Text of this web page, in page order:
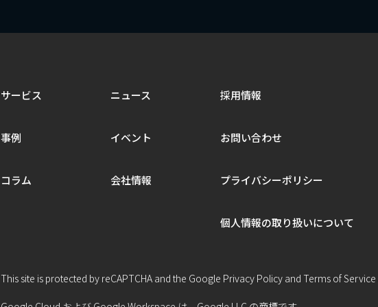
サービス ニュース 採用情報
事例 イベント お問い合わせ
コラム 会社情報 プライバシーポリシー
個人情報の取り扱いについて
This site is protected by reCAPTCHA and the Google Privacy Policy and Terms of Service